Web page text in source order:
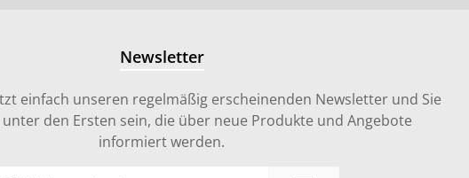
Newsletter
einfach unseren regelmäßig erscheinenden Newsletter und Sie
den Ersten sein, die über neue Produkte und Angebote
informiert werden.